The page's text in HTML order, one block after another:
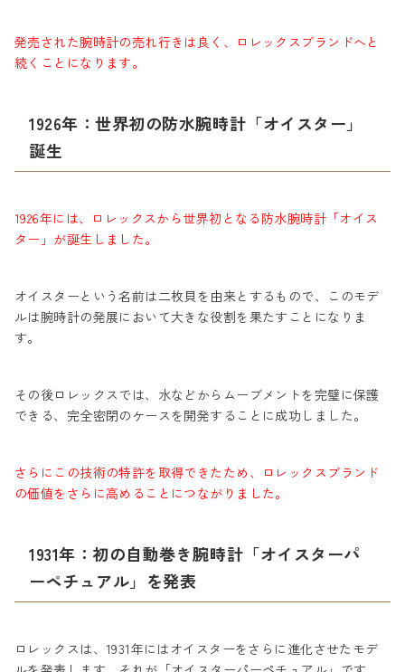
発売された腕時計の売れ行きは良く、ロレックスブランドへと
続くことになります。
1926年：世界初の防水腕時計「オイスター」
誕生
1926年には、ロレックスから世界初となる防水腕時計「オイス
ター」が誕生しました。
オイスターという名前は二枚貝を由来とするもので、このモデ
ルは腕時計の発展において大きな役割を果たすことになりま
す。
その後ロレックスでは、水などからムーブメントを完璧に保護
できる、完全密閉のケースを開発することに成功しました。
さらにこの技術の特許を取得できたため、ロレックスブランド
の価値をさらに高めることにつながりました。
1931年：初の自動巻き腕時計「オイスターパ
ーペチュアル」を発表
ロレックスは、1931年にはオイスターをさらに進化させたモデ